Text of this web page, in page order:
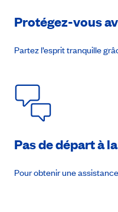
Jour 8:Venise
Transfert à l’aéroport de Venise.
Protégez-vous
Partez l’esprit tranquille
Pas de départ à
Pour obtenir une